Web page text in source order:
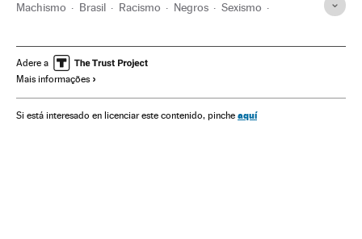
Machismo Brasil Racismo Negros Sexismo
Grupos sociais Relações gênero
Problemas sociais
Mulheres Sociedade Ciência UFRJ Universidade
Adere a
Mais informações
Si está interesado en licenciar este contenido, pinche aquí